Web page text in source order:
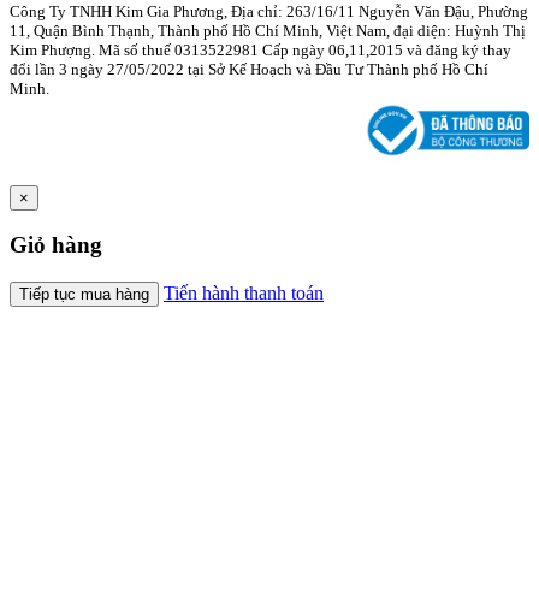
Công Ty TNHH Kim Gia Phương, Địa chỉ: 263/16/11 Nguyễn Văn Đậu, Phường
11, Quận Bình Thạnh, Thành phố Hồ Chí Minh, Việt Nam, đại diện: Huỳnh Thị
Kim Phượng. Mã số thuế 0313522981 Cấp ngày 06,11,2015 và đăng ký thay
đổi lần 3 ngày 27/05/2022 tại Sở Kế Hoạch và Đầu Tư Thành phố Hồ Chí
Minh.
×
Giỏ hàng
Tiếp tục mua hàng Tiến hành thanh toán